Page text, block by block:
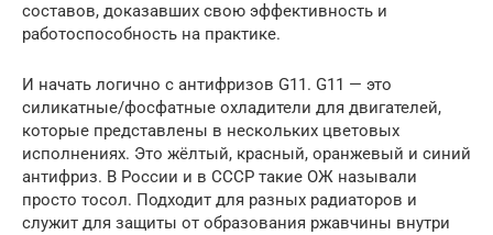
составов, доказавших свою эффективность и
работоспособность на практике.
И начать логично с антифризов G11. G11 — это
силикатные/фосфатные охладители для двигателей,
которые представлены в нескольких цветовых
исполнениях. Это жёлтый, красный, оранжевый и синий
антифриз. В России и в СССР такие ОЖ называли
просто тосол. Подходит для разных радиаторов и
служит для защиты от образования ржавчины внутри